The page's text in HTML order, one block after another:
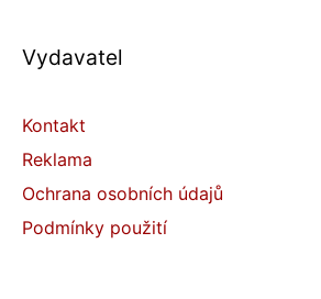
Vydavatel
Kontakt
Reklama
Ochrana osobních údajů
Podmínky použití